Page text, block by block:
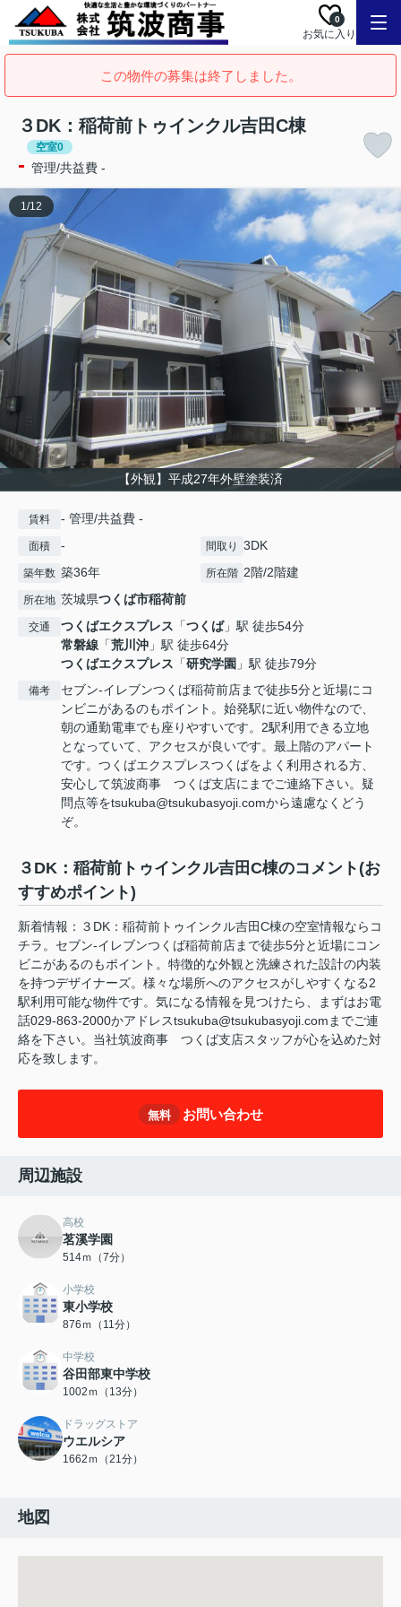
0
お気に入り
この物件の募集は終了しました。
３DK：稲荷前トゥインクル吉田C棟
空室0
- 管理/共益費 -
【外観】平成27年外壁塗装済
1/12
賃料 - 管理/共益費 -
面積 - 間取り 3DK
築年数 築36年 所在階 2階/2階建
所在地 茨城県つくば市稲荷前
交通 つくばエクスプレス 「つくば」駅 徒歩54分
常磐線 「荒川沖 」駅 徒歩64分
つくばエクスプレス 「研究学園 」駅 徒歩79分
備考
セブン-イレブンつくば稲荷前店まで徒歩5分と近場にコ
ンビニがあるのもポイント。始発駅に近い物件なので、
朝の通勤電車でも座りやすいです。2駅利用できる立地
となっていて、アクセスが良いです。最上階のアパート
です。つくばエクスプレスつくばをよく利用される方、
安心して筑波商事 つくば支店にまでご連絡下さい。疑
問点等をtsukuba@tsukubasyoji.comから遠慮なくどう
ぞ。
３DK：稲荷前トゥインクル吉田C棟のコメント(お
すすめポイント)
新着情報：３DK：稲荷前トゥインクル吉田C棟の空室情報ならコ
チラ。セブン-イレブンつくば稲荷前店まで徒歩5分と近場にコン
ビニがあるのもポイント。特徴的な外観と洗練された設計の内装
を持つデザイナーズ。様々な場所へのアクセスがしやすくなる2
駅利用可能な物件です。気になる情報を見つけたら、まずはお電
話029-863-2000かアドレスtsukuba@tsukubasyoji.comまでご連
絡を下さい。当社筑波商事 つくば支店スタッフが心を込めた対
応を致します。
無料 お問い合わせ
周辺施設
高校
茗溪学園
514ｍ（7分）
小学校
東小学校
876ｍ（11分）
中学校
谷田部東中学校
1002ｍ（13分）
ドラッグストア
ウエルシア
1662ｍ（21分）
地図